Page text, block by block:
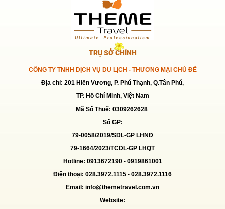
TRỤ SỞ CHÍNH
CÔNG TY TNHH DỊCH VỤ DU LỊCH - THƯƠNG MẠI CHỦ ĐỀ
Địa chỉ: 201 Hiền Vương, P. Phú Thạnh, Q.Tân Phú,
TP. Hồ Chí Minh, Việt Nam
Mã Số Thuế: 0309262628
Số GP:
79-0058/2019/SDL-GP LHNĐ
79-1664/2023/TCDL-GP LHQT
Hotline: 0913672190 - 0919861001
Điện thoại: 028.3972.1115 - 028.3972.1116
Email: info@themetravel.com.vn
Website: